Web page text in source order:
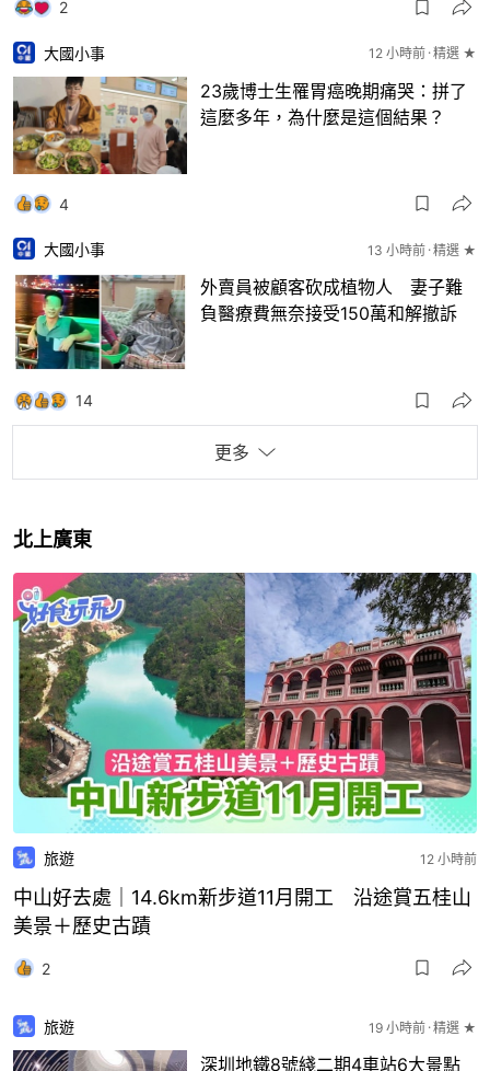
2
大國小事 12 小時前 精選 ★
23歲博士生罹胃癌晚期痛哭：拼了
這麼多年，為什麼是這個結果？
4
大國小事 13 小時前 精選 ★
外賣員被顧客砍成植物人 妻子難
負醫療費無奈接受150萬和解撤訴
14
更多
北上廣東
旅遊 12 小時前
中山好去處｜14.6km新步道11月開工 沿途賞五桂山
美景＋歷史古蹟
2
旅遊 19 小時前 精選 ★
深圳地鐵8號綫二期4車站6大景點